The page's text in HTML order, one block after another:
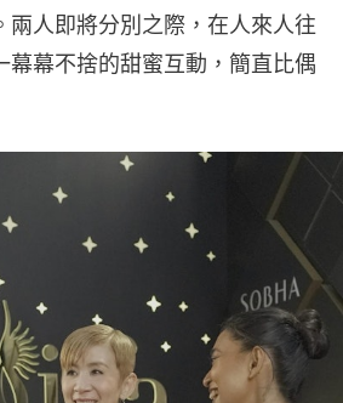
兩人即將分別之際，在人來人往
幕幕不捨的甜蜜互動，簡直比偶